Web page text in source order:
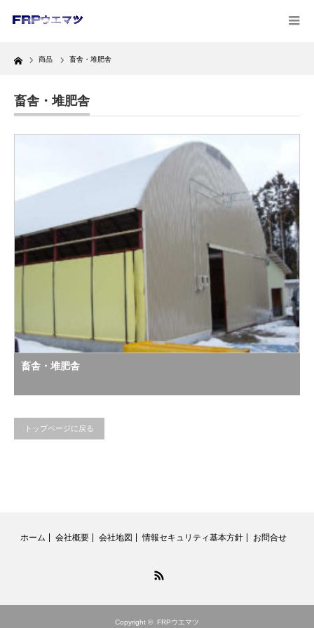
Home 商品 畜舎・堆肥舎
畜舎・堆肥舎
畜舎・堆肥舎
トップページに戻る
ホーム 会社概要 会社地図 情報セキュリティ基本方針 お問合せ
Copyright © FRPウエマツ